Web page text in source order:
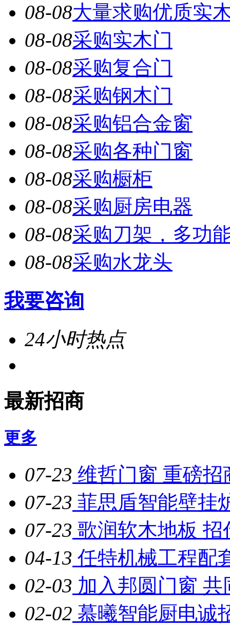
08-08大量求购优质实
08-08采购实木门
08-08采购复合门
08-08采购钢木门
08-08采购铝合金窗
08-08采购各种门窗
08-08采购橱柜
08-08采购厨房电器
08-08采购刀架，多功
08-08采购水龙头
我要咨询
24小时热点
最新招商
更多
07-23 维哲门窗 重磅招
07-23 菲思盾智能壁挂
07-23 歌润软木地板 招
04-13 任特机械工程配
02-03 加入邦圆门窗
02-02 慕曦智能厨电诚